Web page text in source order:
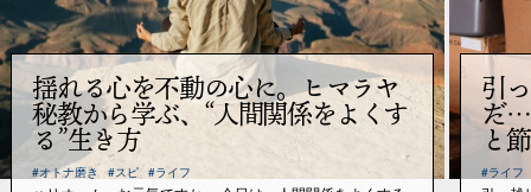
揺れる心を不動の心に。ヒマラヤ
秘教から学ぶ、“人間関係をよくす
る”生き方
#オトナ磨き #スピ #ライフ
引
だ…
と
#ライフ